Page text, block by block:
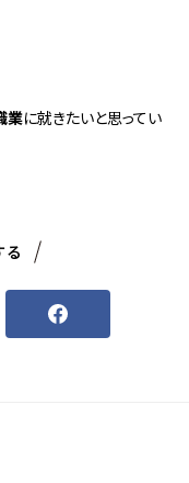
業に就きたいと思ってい
る